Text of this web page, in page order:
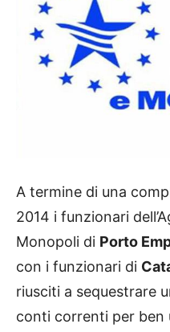
A termine di una
2014 i funzionari
Monopoli di Porto
con i funzionari di
riusciti a sequestrare
conti correnti per ben